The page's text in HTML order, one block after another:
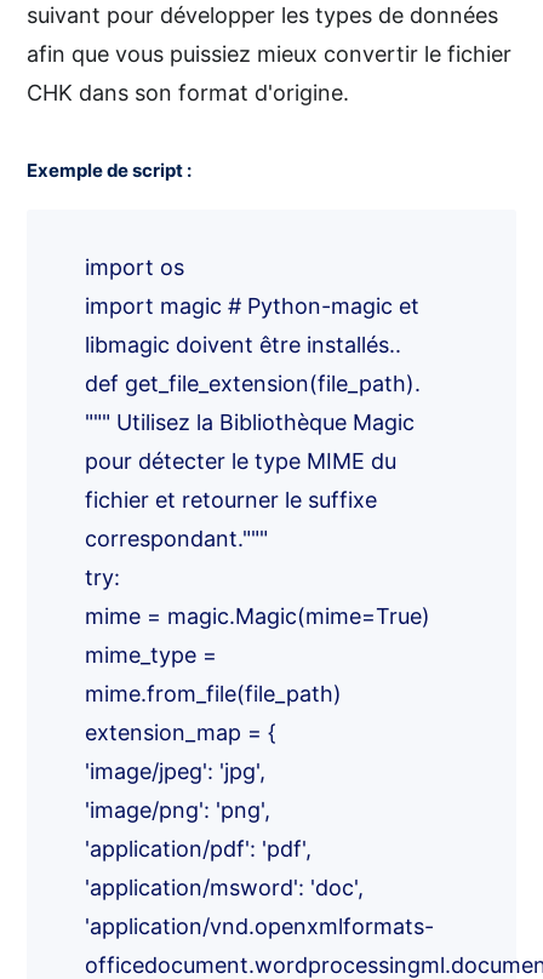
suivant pour développer les types de données
afin que vous puissiez mieux convertir le fichier
CHK dans son format d'origine.
Exemple de script :
import os
import magic # Python-magic et
libmagic doivent être installés..
def get_file_extension(file_path).
""" Utilisez la Bibliothèque Magic
pour détecter le type MIME du
fichier et retourner le suffixe
correspondant."""
try:
mime = magic.Magic(mime=True)
mime_type =
mime.from_file(file_path)
extension_map = {
'image/jpeg': 'jpg',
'image/png': 'png',
'application/pdf': 'pdf',
'application/msword': 'doc',
'application/vnd.openxmlformats-